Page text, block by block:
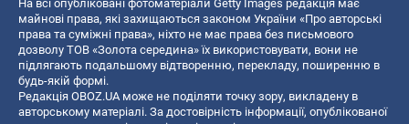
На всі опубліковані фотоматеріали Getty Images редакція має
майнові права, які захищаються законом України «Про авторські
права та суміжні права», ніхто не має права без письмового
дозволу ТОВ «Золота середина» їх використовувати, вони не
підлягають подальшому відтворенню, перекладу, поширенню в
будь-якій формі.
Редакція OBOZ.UA може не поділяти точку зору, викладену в
авторському матеріалі. За достовірність інформації, опублікованої